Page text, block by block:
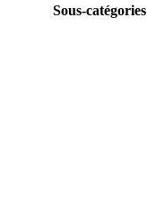
Sous-catégories